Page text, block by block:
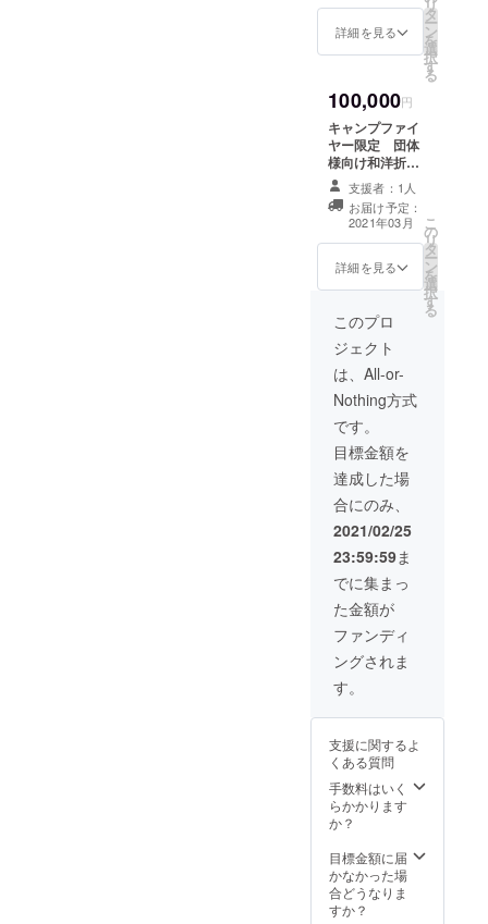
はメールにて専
用の予約サイト
用期限は2021年
11月末まで。 ※
お早めにご予約
をお願いしま
す。
様同じ
コース
となっ
ており
ます。
ご購入
された
方には
メッ
セージ
または
にて、
当店の
イト
URLを
お送り
します
ので、
そちら
予約を
お願い
致しま
す。 な
お、予
約日時
に関し
まして
は、他
のお客
様のご
予約状
況に
よって
ことも
ありま
で、ご
了承下
コース
の詳細
は、
「リ
ンに
は、1名
様分の
コース
含まれ
ており
ますの
で、ご
予約予
定の人
数様に
合わせ
てご購
い致し
ます。
※ご予約
の際に
は、皆
様同じ
コース
でのご
予約の
となっ
ており
ます。
ご購入
された
方には
メッ
セージ
または
メール
にて、
当店の
予約サ
イト
します
ので、
そちら
からご
予約を
お願い
お、予
約日時
に関し
詳細を見る
リ
タ
ー
ン
を
選
択
す
る
100,000円
キャンプファイ
ヤー限定 団体
様向け和洋折衷
ビュフェプラ
ン こちらのリ
ターンには、20
名様分のコース
代金が含まれて
おります。 ※ご
でのご予約のみ
可能となってお
ります。 ※20名
様を超えるご利
用の場合、ご予
約の際に人数様
をお知らせ頂
き、ご利用当日
に差額分につい
てお支払いをお
願い致します。
ご購入された方
にはメッセージ
て、当店の予約
サイトURLをお
送りしますの
で、そちらから
ご予約をお願い
致します。 な
お、予約日時に
関しましては、
他のお客様のご
予約状況によっ
てはご希望に沿
えないこともあ
りますので、ご
了承下さい。
コースの詳細
は、「リターン
覧下さい。 ※お
食事券の郵送は
ございません。
※CAMPFIRE
支援者：1人
お届け予定：
2021年03月
詳細を見る
こ
の
リ
タ
ー
ン
を
選
択
す
る
このプロ
ジェクト
は、All-or-
Nothing方式
です。
目標金額を
達成した場
合にのみ、
2021/02/25
23:59:59ま
でに集まっ
た金額が
ファンディ
ングされま
す。
支援に関するよ
くある質問
手数料はいく
らかかります
か？
目標金額に届
かなかった場
合どうなりま
すか？